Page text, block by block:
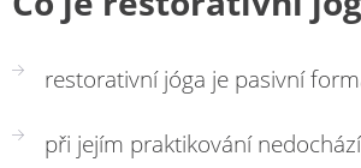
restorativní jóga je pasivní
při jejím praktikování